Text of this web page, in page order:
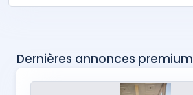
Dernières annonces premium